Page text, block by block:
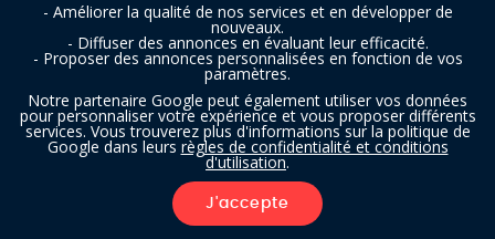
- Améliorer la qualité de nos services et en développer de
nouveaux.
- Diffuser des annonces en évaluant leur efficacité.
- Proposer des annonces personnalisées en fonction de vos
paramètres.
Notre partenaire Google peut également utiliser vos données
pour personnaliser votre expérience et vous proposer différents
services. Vous trouverez plus d'informations sur la politique de
Google dans leurs règles de confidentialité et conditions
d'utilisation.
J'accepte
Copyright © 2016 - 2026 trouvetonresto.be ‐ Tous droits réservés | JDC
Resto SRL | Rue de Mettet 12 - 5640 Mettet (Belgique)